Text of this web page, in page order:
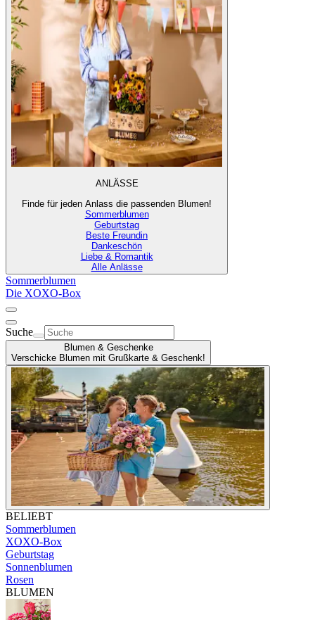
ANLÄSSE
Finde für jeden Anlass die passenden Blumen!
Sommerblumen
Geburtstag
Beste Freundin
Dankeschön
Liebe & Romantik
Alle Anlässe
Sommerblumen
Die XOXO-Box
Suche
Blumen & Geschenke
Verschicke Blumen mit Grußkarte & Geschenk!
BELIEBT
Sommerblumen
XOXO-Box
Geburtstag
Sonnenblumen
Rosen
BLUMEN